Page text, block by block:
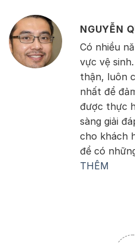
NGUYỄN
Có nhiều
vực vệ
thận, luôn
nhất để
được thực
sàng giải
cho khách
để có
THÊM